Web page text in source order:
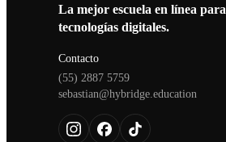
La mejor escuela en línea para
tecnologías digitales.
Contacto
(55) 2887 5759
sebastian@hybridge.education